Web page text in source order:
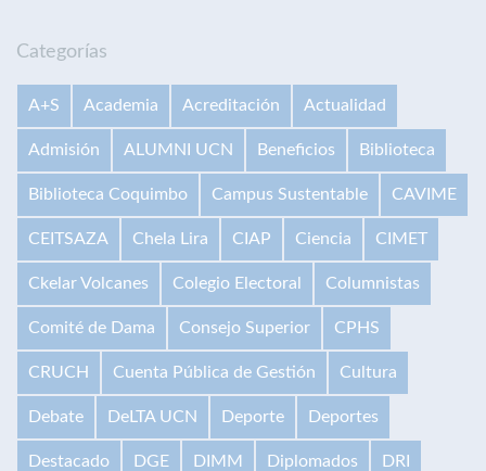
Categorías
A+S Academia Acreditación Actualidad
Admisión ALUMNI UCN Beneficios Biblioteca
Biblioteca Coquimbo Campus Sustentable CAVIME
CEITSAZA Chela Lira CIAP Ciencia CIMET
Ckelar Volcanes Colegio Electoral Columnistas
Comité de Dama Consejo Superior CPHS
CRUCH Cuenta Pública de Gestión Cultura
Debate DeLTA UCN Deporte Deportes
Destacado DGE DIMM Diplomados DRI